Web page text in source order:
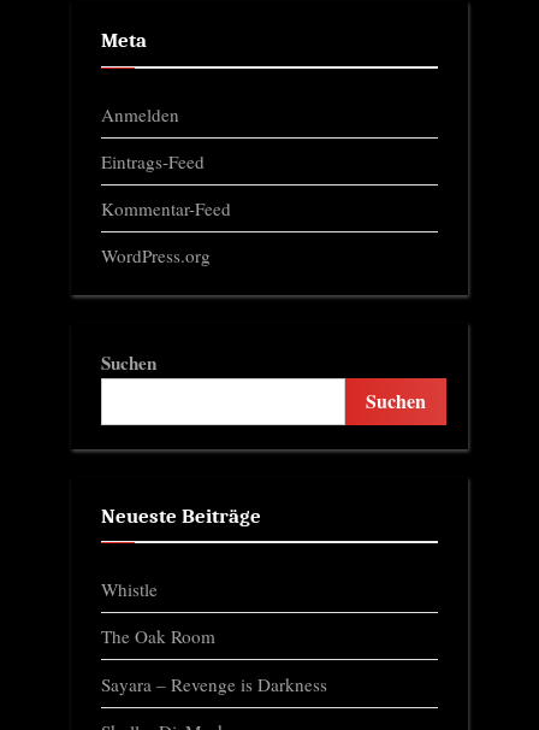
Meta
Anmelden
Eintrags-Feed
Kommentar-Feed
WordPress.org
Suchen
Suchen
Neueste Beiträge
Whistle
The Oak Room
Sayara – Revenge is Darkness